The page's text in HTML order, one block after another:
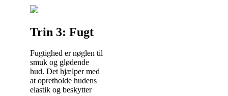
Trin 3: Fugt
Fugtighed er nøglen til
smuk og glødende
hud. Det hjælper med
at opretholde hudens
elastik og beskytter